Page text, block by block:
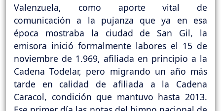
Valenzuela, como aporte vital de
comunicación a la pujanza que ya en esa
época mostraba la ciudad de San Gil, la
emisora inició formalmente labores el 15 de
noviembre de 1.969, afiliada en principio a la
Cadena Todelar, pero migrando un año más
tarde en calidad de afiliada a la Cadena
Caracol, condición que mantuvo hasta 2013.